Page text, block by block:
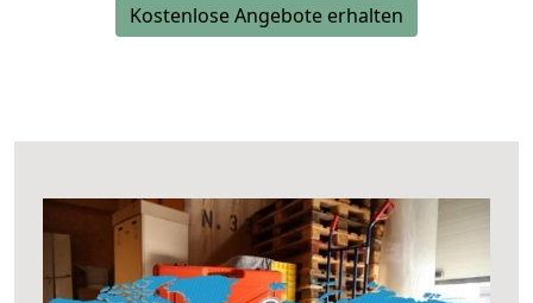
Kostenlose Angebote erhalten